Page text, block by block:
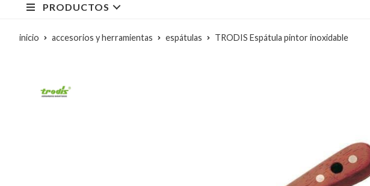
PRODUCTOS
inicio accesorios y herramientas espátulas TRODIS Espátula pintor inoxidable